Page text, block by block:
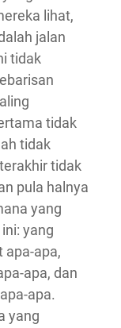
lihat,
jalan
tidak
tidak
tidak
tidak
pula halnya
yang
yang
apa-apa,
apa, dan
apa.
yang